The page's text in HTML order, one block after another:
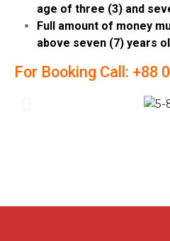
age of three (3) and
Full amount of money
above seven (7) years
For Booking Call: +88